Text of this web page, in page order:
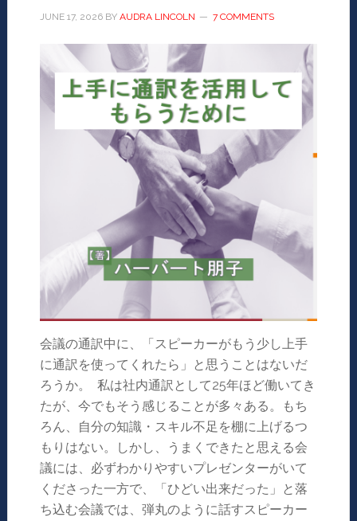
JUNE 17, 2026BY AUDRA LINCOLN 7 COMMENTS
会議の通訳中に、「スピーカーがもう少し上手
に通訳を使ってくれたら」と思うことはないだ
ろうか。 私は社内通訳として25年ほど働いてき
たが、今でもそう感じることが多々ある。もち
ろん、自分の知識・スキル不足を棚に上げるつ
もりはない。しかし、うまくできたと思える会
議には、必ずわかりやすいプレゼンターがいて
くださった一方で、「ひどい出来だった」と落
ち込む会議では、弾丸のように話すスピーカー